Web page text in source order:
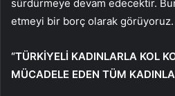
sürdürmeye devam edecektir.
etmeyi bir borç olarak görüyoruz.
“TÜRKİYELİ KADINLARLA KOL
MÜCADELE EDEN TÜM